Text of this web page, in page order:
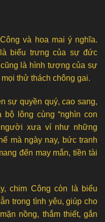
và hoa mai ý nghĩa.
biểu trưng của sự đức
là hình tượng của sự
thử thách chông gai.
sự quyền quý, cao sang,
lông cùng “nghìn con
xưa ví như những
mà ngày nay, bức tranh
đến may mắn, tiền tài
chim Công còn là biểu
trong tình yêu, giúp cho
nồng, thắm thiết, gắn